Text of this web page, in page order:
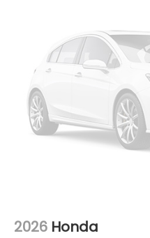
2026 Honda